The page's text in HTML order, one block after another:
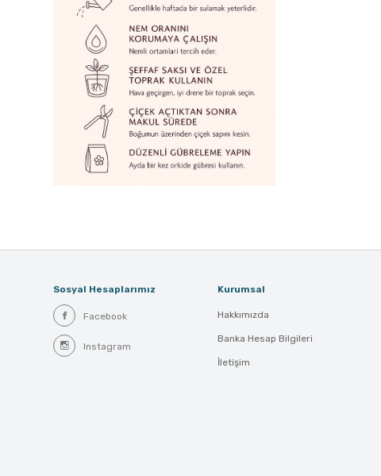
Sosyal Hesaplarımız
Facebook
Instagram
Kurumsal
Hakkımızda
Banka Hesap Bilgileri
İletişim